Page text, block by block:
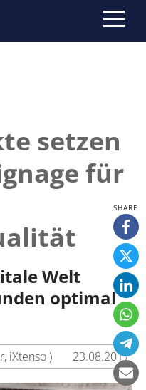
setzen
für
Welt
optimal
iXtenso ) 23.08.2017